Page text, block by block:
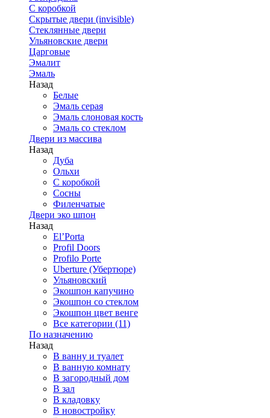
С коробкой
Скрытые двери (invisible)
Стеклянные двери
Ульяновские двери
Царговые
Эмалит
Эмаль
Назад
Белые
Эмаль серая
Эмаль слоновая кость
Эмаль со стеклом
Двери из массива
Назад
Дуба
Ольхи
С коробкой
Сосны
Филенчатые
Двери эко шпон
Назад
El’Porta
Profil Doors
Profilo Porte
Uberture (Убертюре)
Ульяновский
Экошпон капучино
Экошпон со стеклом
Экошпон цвет венге
Все категории (11)
По назначению
Назад
В ванну и туалет
В ванную комнату
В загородный дом
В зал
В кладовку
В новостройку